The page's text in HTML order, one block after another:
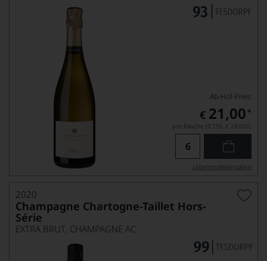
Ab-Hof-Preis
€ 21,00 *
pro Flasche (0.75l), € 28,00/L
Lebensmittel­angaben
2020
Champagne Chartogne-Taillet Hors-
Série
EXTRA BRUT, CHAMPAGNE AC